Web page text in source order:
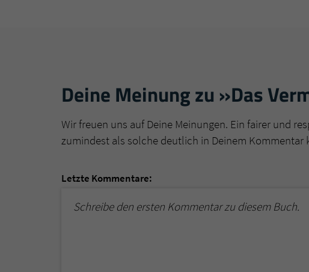
Deine Meinung zu »Das
Wir freuen uns auf Deine Meinungen. Ein fairer und
zumindest als solche deutlich in Deinem Kommentar
Letzte Kommentare:
Schreibe den ersten Kommentar zu diesem Buch.